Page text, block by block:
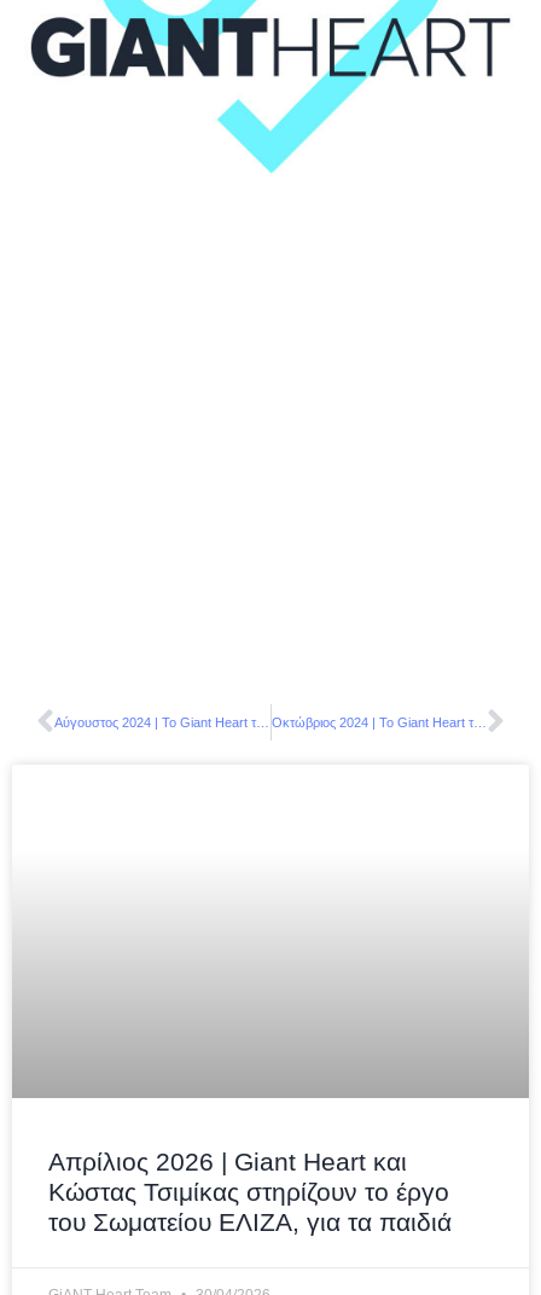
Αύγουστος 2024 | Το Giant Heart της Novibet στηρίζει έμπρακτα τις πυρόπληκτες κοινότητες της χώρας Οκτώβριος 2024 | Το Giant Heart της Novibet παραδίδει δύο νέα ανακαινισμένα γήπεδα στις Εργατικές κατοικίες Κηφισιάς
Απρίλιος 2026 | Giant Heart και
Κώστας Τσιμίκας στηρίζουν το έργο
του Σωματείου ΕΛΙΖΑ, για τα παιδιά